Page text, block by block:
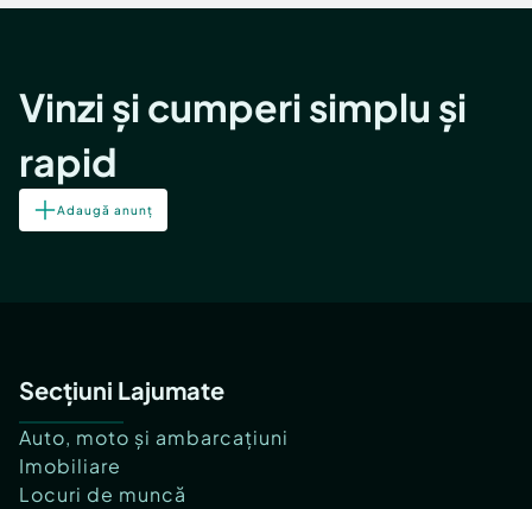
Vinzi și cumperi simplu și
rapid
Adaugă anunț
Secțiuni Lajumate
Auto, moto și ambarcațiuni
Imobiliare
Locuri de muncă